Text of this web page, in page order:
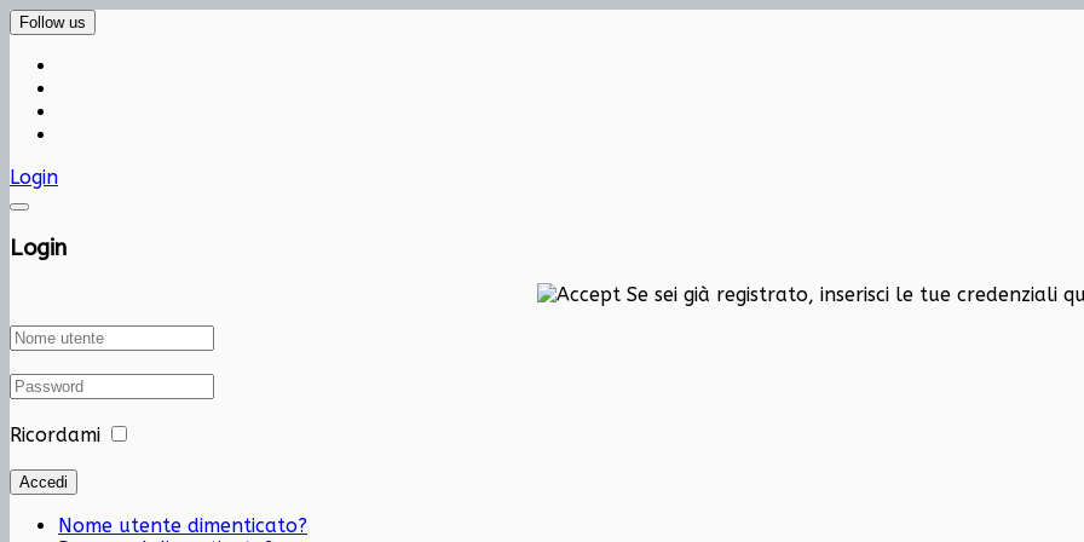
Follow us
Login
Login
Se sei già registrato, inserisci le tue credenziali
Ricordami
Accedi
Nome utente dimenticato?